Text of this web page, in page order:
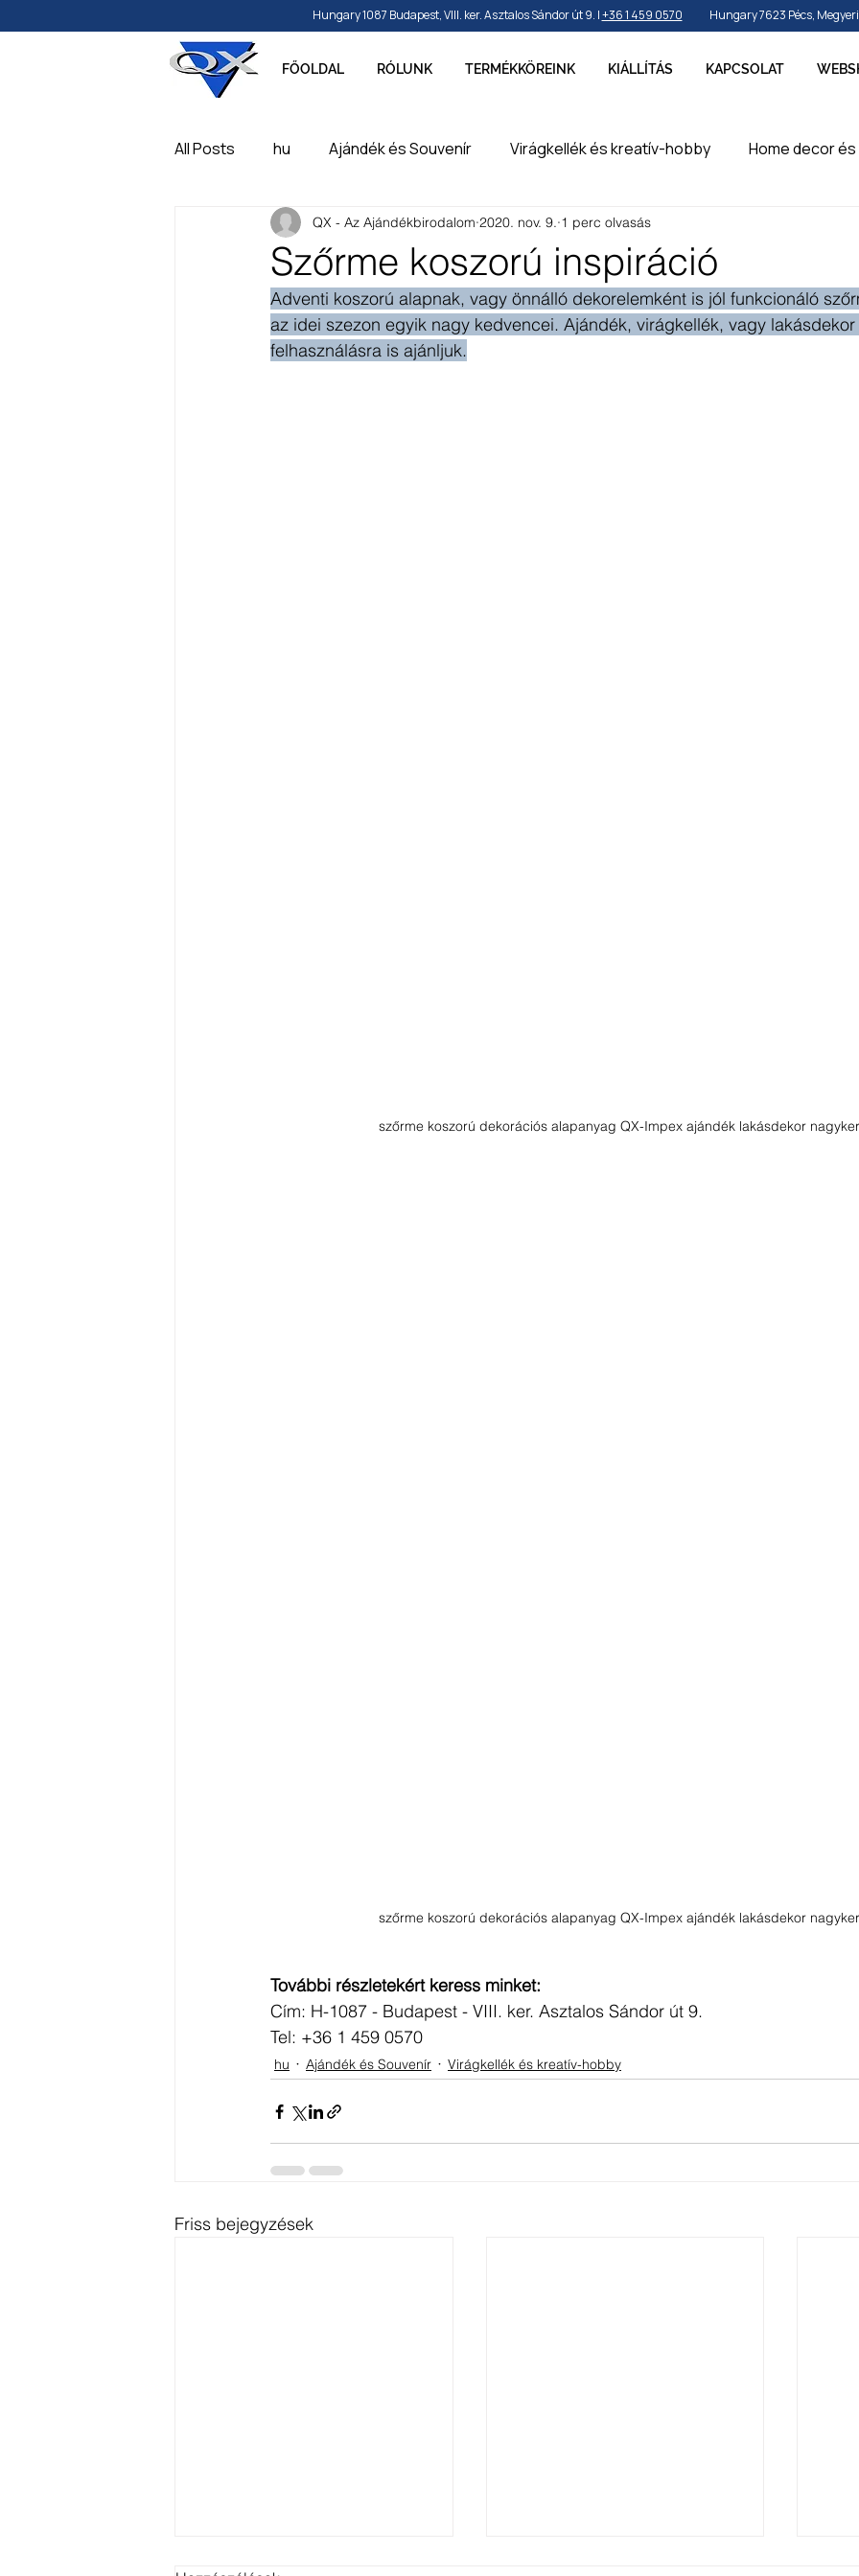
Hungary 1087 Budapest, VIII. ker. Asztalos Sándor út 9. |+36 1 459 0570 Hungary 7623 Pécs, Megyeri
FŐOLDAL RÓLUNK TERMÉKKÖREINK KIÁLLÍTÁS KAPCSOLAT
All Posts hu Ajándék és Souvenír Virágkellék és kreatív-hobby Home decor
Papír és írószer Játék, baby és sport Ünnepek, szezonok és alkalmak
Feliratozható, gravírozható terméke en
Szőrme koszorú inspiráció
QX - Az Ajándékbirodalom 2020. nov. 9. 1 perc olvasás
Adventi koszorú alapnak, vagy önnálló dekorelemként is jól funkcionáló
az idei szezon egyik nagy kedvencei. Ajándék, virágkellék, vagy
felhasználásra is ajánljuk.
szőrme koszorú dekorációs alapanyag QX-Impex ajándék lakásdekor
szőrme koszorú dekorációs alapanyag QX-Impex ajándék lakásdekor
További részletekért keress minket:
Cím: H-1087 - Budapest - VIII. ker. Asztalos Sándor út 9.
Tel: +36 1 459 0570
hu Ajándék és Souvenír Virágkellék és kreatív-hobby
Friss bejegyzések